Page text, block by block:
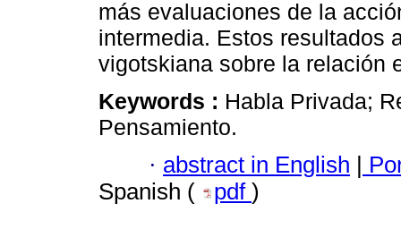
más evaluaciones de la
intermedia. Estos resultados
vigotskiana sobre la relación
Keywords : Habla Privada;
Pensamiento.
· abstract in English
Spanish (
pdf )